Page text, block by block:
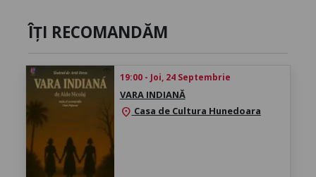
ÎȚI RECOMANDĂM
19:00 - Joi, 24 Septembrie
VARA INDIANĂ
location_on Casa de Cultura Hunedoara